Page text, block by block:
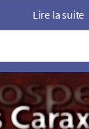
Lire la suite